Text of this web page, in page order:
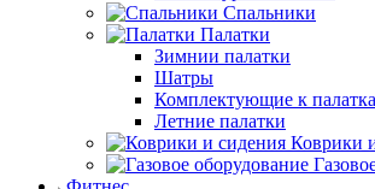
Спальники
Палатки
Зимнии палатки
Шатры
Комплектующие к
Летние палатки
Коврики